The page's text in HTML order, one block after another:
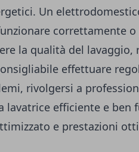
Un
correttamente
la qualità del lavaggio,
effettuare
rivolgersi a
lavatrice efficiente e
e prestazioni